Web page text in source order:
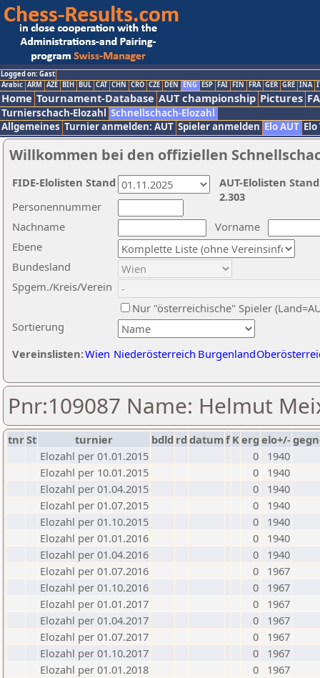
Logged on: Gast
Arabic ARM AZE BIH BUL CAT CHN CRO CZE DEN ENG ESP FAI FIN FRA GER GRE INA
Home Tournament-Database AUT championship Pictures
Turnierschach-Elozahl Schnellschach-Elozahl
Allgemeines Turnier anmelden: AUT Spieler anmelden Elo AUT
Willkommen bei den offiziellen
Nachname
Vorname
Ebene
Sortierung
Personennummer
Bundesland
Spgem./Kreis/Verein
Nur "österreichische" Spieler
Vereinslisten:Wien Niederösterreich Burgenland
AUT-Elolisten
2.303
FIDE-Elolisten Stand
Pnr:109087 Name: Helmut
tnrSt turnier bdld rd datumf Kerg elo+/-
Elozahl per 01.01.2015
0
1940
Elozahl per 10.01.2015
0
1940
Elozahl per 01.04.2015
0
1940
Elozahl per 01.07.2015
0
1940
Elozahl per 01.10.2015
0
1940
Elozahl per 01.01.2016
0
1940
Elozahl per 01.04.2016
0
1940
Elozahl per 01.07.2016
0
1967
Elozahl per 01.10.2016
0
1967
Elozahl per 01.01.2017
0
1967
Elozahl per 01.04.2017
0
1967
Elozahl per 01.07.2017
0
1967
Elozahl per 01.10.2017
0
1967
Elozahl per 01.01.2018
0
1967